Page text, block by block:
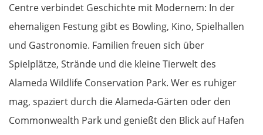
Centre verbindet Geschichte mit Modernem: In der
ehemaligen Festung gibt es Bowling, Kino, Spielhallen
und Gastronomie. Familien freuen sich über
Spielplätze, Strände und die kleine Tierwelt des
Alameda Wildlife Conservation Park. Wer es ruhiger
mag, spaziert durch die Alameda-Gärten oder den
Commonwealth Park und genießt den Blick auf Hafen
Oradea
Cluj-Napoca